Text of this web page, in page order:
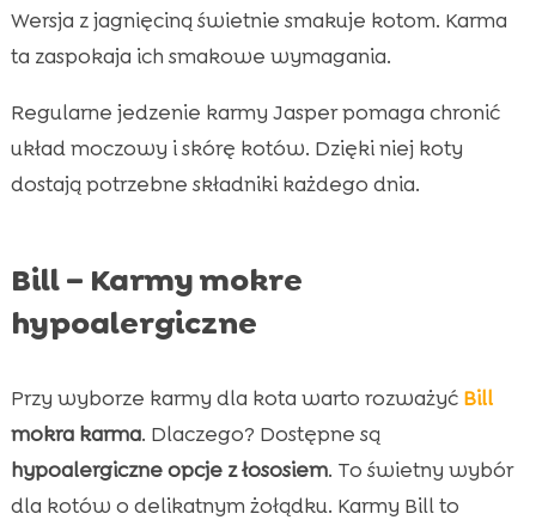
Wersja z jagnięciną świetnie smakuje kotom. Karma
ta zaspokaja ich smakowe wymagania.
Regularne jedzenie karmy Jasper pomaga chronić
układ moczowy i skórę kotów. Dzięki niej koty
dostają potrzebne składniki każdego dnia.
Bill – Karmy mokre
hypoalergiczne
Przy wyborze karmy dla kota warto rozważyć Bill
mokra karma. Dlaczego? Dostępne są
hypoalergiczne opcje z łososiem. To świetny wybór
dla kotów o delikatnym żołądku. Karmy Bill to